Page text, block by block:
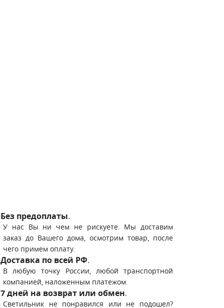
Без предоплаты.
У нас Вы ни чем не рискуете. Мы доставим
заказ до Вашего дома, осмотрим товар, после
чего примем оплату.
Доставка по всей РФ.
В любую точку России, любой транспортной
компанией, наложенным платежом.
7 дней на возврат или обмен.
Светильник не понравился или не подошел?